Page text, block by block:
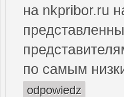
на nkpribor.ru
по самым
odpowiedz